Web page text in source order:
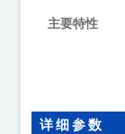
主要特性
详细参数